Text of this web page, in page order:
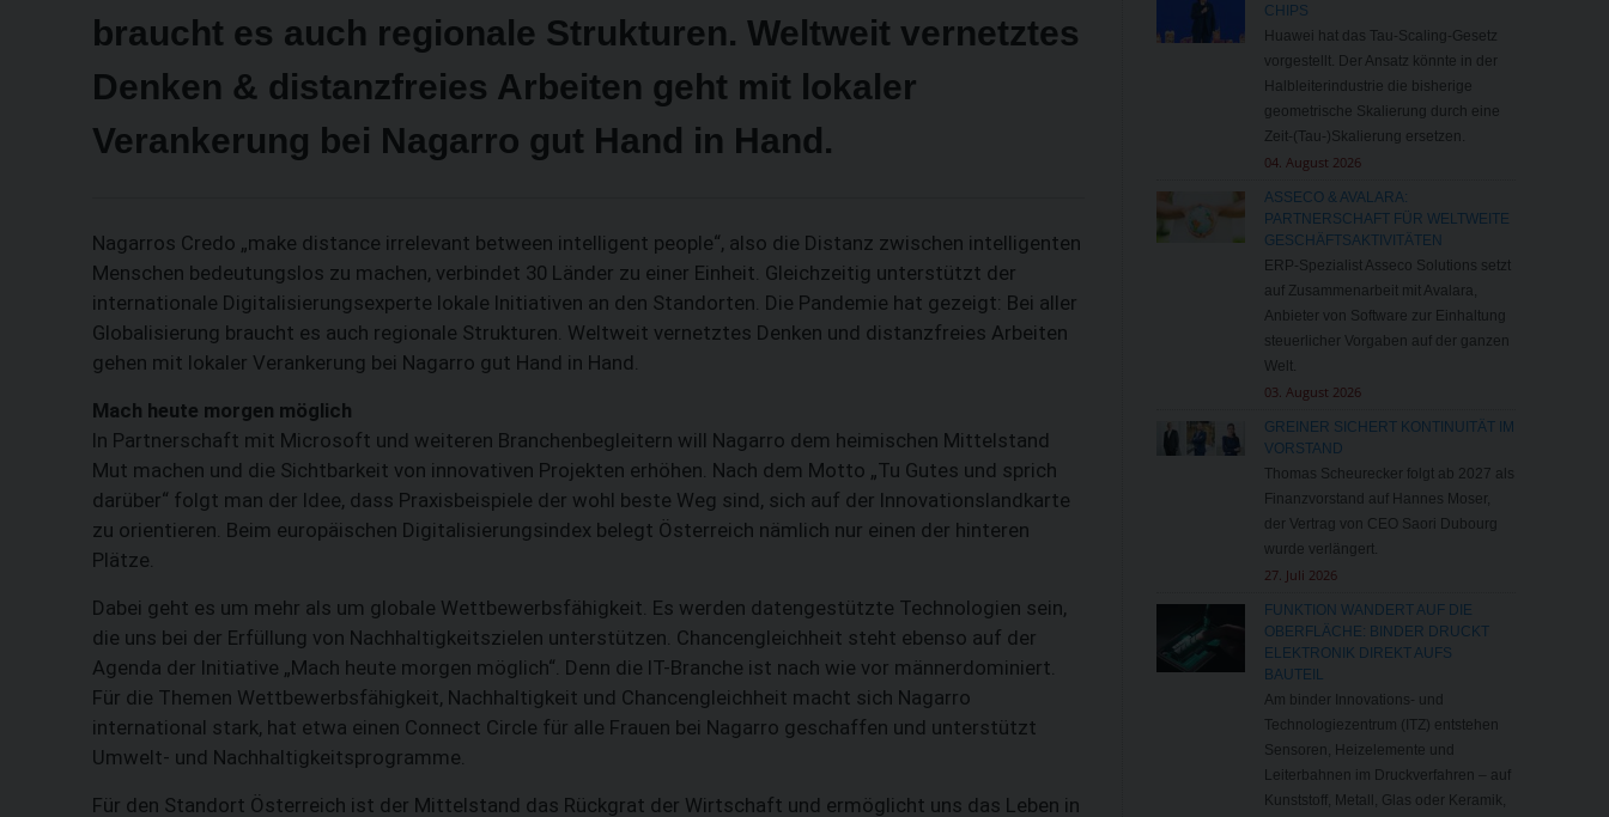
braucht es auch regionale Strukturen. Weltweit vernetztes
Denken & distanzfreies Arbeiten geht mit lokaler
Verankerung bei Nagarro gut Hand in Hand.
Nagarros Credo „make distance irrelevant between intelligent people“, also die Distanz zwischen intelligenten
Menschen bedeutungslos zu machen, verbindet 30 Länder zu einer Einheit. Gleichzeitig unterstützt der
internationale Digitalisierungsexperte lokale Initiativen an den Standorten. Die Pandemie hat gezeigt: Bei aller
Globalisierung braucht es auch regionale Strukturen. Weltweit vernetztes Denken und distanzfreies Arbeiten
gehen mit lokaler Verankerung bei Nagarro gut Hand in Hand.
Mach heute morgen möglich
In Partnerschaft mit Microsoft und weiteren Branchenbegleitern will Nagarro dem heimischen Mittelstand
Mut machen und die Sichtbarkeit von innovativen Projekten erhöhen. Nach dem Motto „Tu Gutes und sprich
darüber“ folgt man der Idee, dass Praxisbeispiele der wohl beste Weg sind, sich auf der Innovationslandkarte
zu orientieren. Beim europäischen Digitalisierungsindex belegt Österreich nämlich nur einen der hinteren
Plätze.
Dabei geht es um mehr als um globale Wettbewerbsfähigkeit. Es werden datengestützte Technologien sein,
die uns bei der Erfüllung von Nachhaltigkeitszielen unterstützen. Chancengleichheit steht ebenso auf der
Agenda der Initiative „Mach heute morgen möglich“. Denn die IT-Branche ist nach wie vor männerdominiert.
Für die Themen Wettbewerbsfähigkeit, Nachhaltigkeit und Chancengleichheit macht sich Nagarro
international stark, hat etwa einen Connect Circle für alle Frauen bei Nagarro geschaffen und unterstützt
Umwelt- und Nachhaltigkeitsprogramme.
Für den Standort Österreich ist der Mittelstand das Rückgrat der Wirtschaft und ermöglicht uns das Leben in
CHIPS
Huawei hat das Tau-Scaling-Gesetz
vorgestellt. Der Ansatz könnte in der
Halbleiterindustrie die bisherige
geometrische Skalierung durch eine
Zeit-(Tau-)Skalierung ersetzen.
04. August 2026
ASSECO & AVALARA:
PARTNERSCHAFT FÜR WELTWEITE
GESCHÄFTSAKTIVITÄTEN
ERP-Spezialist Asseco Solutions setzt
auf Zusammenarbeit mit Avalara,
Anbieter von Software zur Einhaltung
steuerlicher Vorgaben auf der ganzen
Welt.
03. August 2026
GREINER SICHERT KONTINUITÄT IM
VORSTAND
Thomas Scheurecker folgt ab 2027 als
Finanzvorstand auf Hannes Moser,
der Vertrag von CEO Saori Dubourg
wurde verlängert.
27. Juli 2026
FUNKTION WANDERT AUF DIE
OBERFLÄCHE: BINDER DRUCKT
ELEKTRONIK DIREKT AUFS
BAUTEIL
Am binder Innovations- und
Technologiezentrum (ITZ) entstehen
Sensoren, Heizelemente und
Leiterbahnen im Druckverfahren – auf
Kunststoff, Metall, Glas oder Keramik,